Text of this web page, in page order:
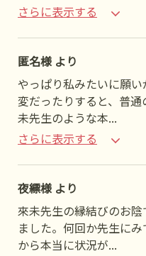
さらに表示する
匿名様 より
やっぱり私みたいに願
変だったりすると、普
未先生のような本...
さらに表示する
夜縹様 より
來未先生の縁結びのお
ました。何回か先生に
から本当に状況が...